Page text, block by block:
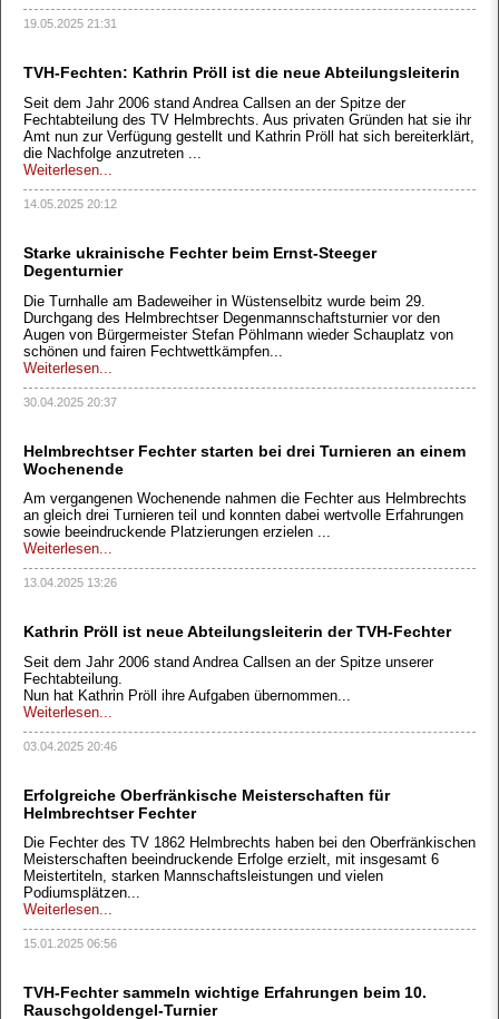
19.05.2025 21:31
TVH-Fechten: Kathrin Pröll ist die neue Abteilungsleiterin
Seit dem Jahr 2006 stand Andrea Callsen an der Spitze der
Fechtabteilung des TV Helmbrechts. Aus privaten Gründen hat sie ihr
Amt nun zur Verfügung gestellt und Kathrin Pröll hat sich bereiterklärt,
die Nachfolge anzutreten ...
Weiterlesen...
14.05.2025 20:12
Starke ukrainische Fechter beim Ernst-Steeger
Degenturnier
Die Turnhalle am Badeweiher in Wüstenselbitz wurde beim 29.
Durchgang des Helmbrechtser Degenmannschaftsturnier vor den
Augen von Bürgermeister Stefan Pöhlmann wieder Schauplatz von
schönen und fairen Fechtwettkämpfen...
Weiterlesen...
30.04.2025 20:37
Helmbrechtser Fechter starten bei drei Turnieren an einem
Wochenende
Am vergangenen Wochenende nahmen die Fechter aus Helmbrechts
an gleich drei Turnieren teil und konnten dabei wertvolle Erfahrungen
sowie beeindruckende Platzierungen erzielen ...
Weiterlesen...
13.04.2025 13:26
Kathrin Pröll ist neue Abteilungsleiterin der TVH-Fechter
Seit dem Jahr 2006 stand Andrea Callsen an der Spitze unserer
Fechtabteilung.
Nun hat Kathrin Pröll ihre Aufgaben übernommen...
Weiterlesen...
03.04.2025 20:46
Erfolgreiche Oberfränkische Meisterschaften für
Helmbrechtser Fechter
Die Fechter des TV 1862 Helmbrechts haben bei den Oberfränkischen
Meisterschaften beeindruckende Erfolge erzielt, mit insgesamt 6
Meistertiteln, starken Mannschaftsleistungen und vielen
Podiumsplätzen...
Weiterlesen...
15.01.2025 06:56
TVH-Fechter sammeln wichtige Erfahrungen beim 10.
Rauschgoldengel-Turnier